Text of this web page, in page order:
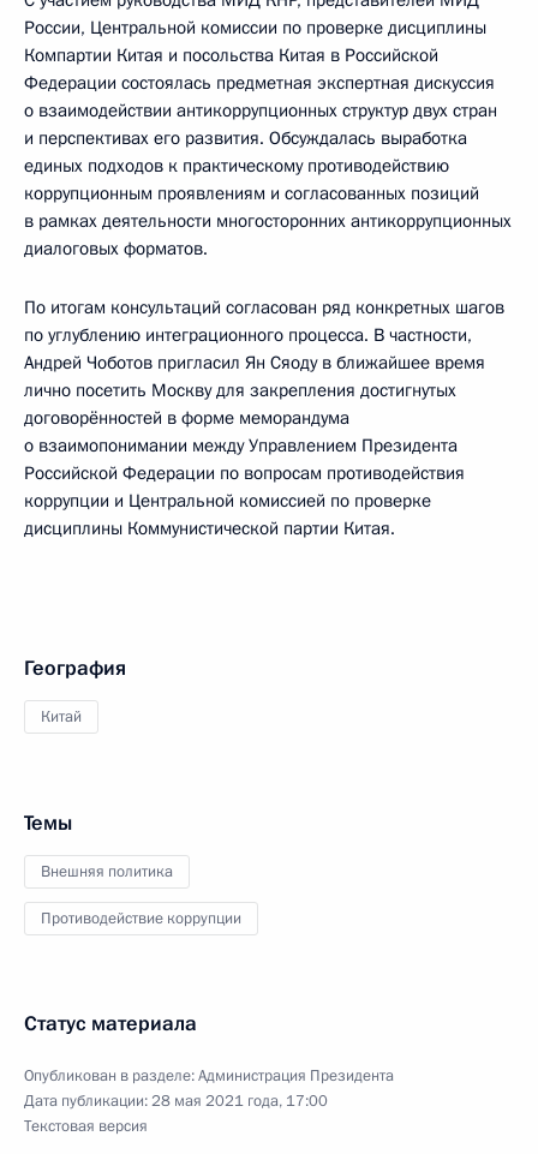
России, Центральной комиссии по проверке дисциплины
Компартии Китая и посольства Китая в Российской
Федерации состоялась предметная экспертная дискуссия
о взаимодействии антикоррупционных структур двух стран
и перспективах его развития. Обсуждалась выработка
единых подходов к практическому противодействию
коррупционным проявлениям и согласованных позиций
в рамках деятельности многосторонних антикоррупционных
диалоговых форматов.
По итогам консультаций согласован ряд конкретных шагов
по углублению интеграционного процесса. В частности,
Андрей Чоботов пригласил Ян Сяоду в ближайшее время
лично посетить Москву для закрепления достигнутых
договорённостей в форме меморандума
о взаимопонимании между Управлением Президента
Российской Федерации по вопросам противодействия
коррупции и Центральной комиссией по проверке
дисциплины Коммунистической партии Китая.
География
Китай
Темы
Внешняя политика
Противодействие коррупции
Статус материала
Опубликован в разделе:Администрация Президента
Дата публикации:28 мая 2021 года, 17:00
Текстовая версия